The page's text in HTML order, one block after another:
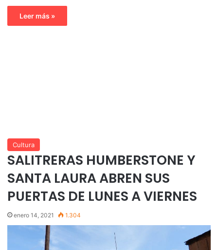
Leer más »
Cultura
SALITRERAS HUMBERSTONE Y
SANTA LAURA ABREN SUS
PUERTAS DE LUNES A VIERNES
enero 14, 2021 1.304